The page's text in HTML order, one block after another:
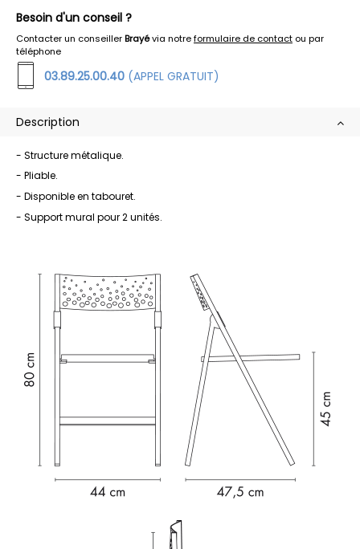
Besoin d'un conseil ?
Contacter un conseillerBrayévia notreformulaire de contact ou par
téléphone
03.89.25.00.40 (APPEL GRATUIT)
Description
- Structure métalique.
- Pliable.
- Disponible en tabouret.
- Support mural pour 2 unités.